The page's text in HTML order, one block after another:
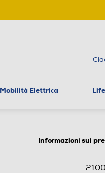
Mobilità Elettrica
Informazioni sui
2100